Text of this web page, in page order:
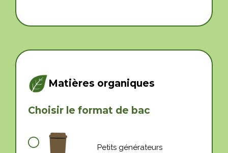
Matières organiques
Choisir le format de bac
Petits générateurs